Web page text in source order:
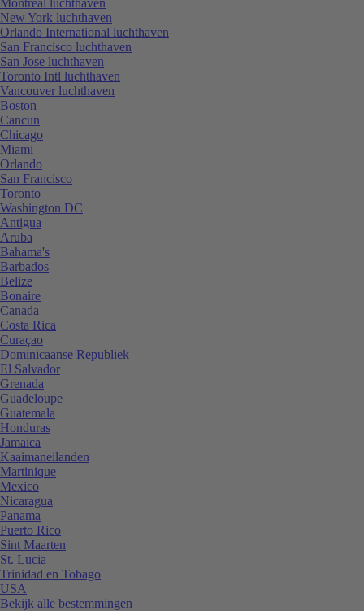
New York luchthaven
Orlando International luchthaven
San Francisco luchthaven
San Jose luchthaven
Toronto Intl luchthaven
Vancouver luchthaven
Boston
Cancun
Chicago
Miami
Orlando
San Francisco
Toronto
Washington DC
Antigua
Aruba
Bahama's
Barbados
Belize
Bonaire
Canada
Costa Rica
Curaçao
Dominicaanse Republiek
El Salvador
Grenada
Guadeloupe
Guatemala
Honduras
Jamaica
Kaaimaneilanden
Martinique
Mexico
Nicaragua
Panama
Puerto Rico
Sint Maarten
St. Lucia
Trinidad en Tobago
USA
Bekijk alle bestemmingen